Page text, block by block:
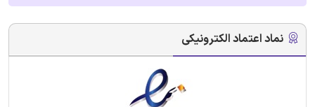
نماد اعتماد الکترونیکی